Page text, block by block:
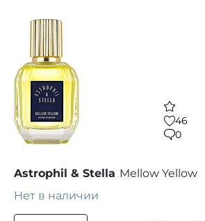
46
0
Astrophil & Stella Mellow Yellow
Нет в наличии